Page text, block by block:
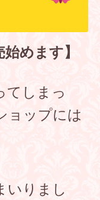
めます】
てしまっ
ョップには
いりまし